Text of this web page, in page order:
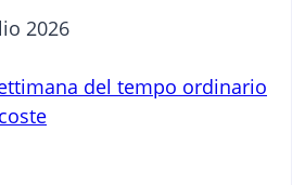
2026
del tempo ordinario